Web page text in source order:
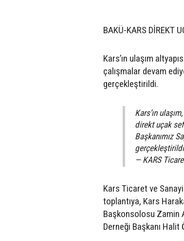
BAKÜ-KARS DİREKT
Kars’ın ulaşım
çalışmalar devam
gerçekleştirildi.
Kars’ın
direkt uçak
Başkanımız
— KARS
Kars Ticaret ve Sanayi
toplantıya, Kars
Başkonsolosu Zamin
Derneği Başkanı Halit